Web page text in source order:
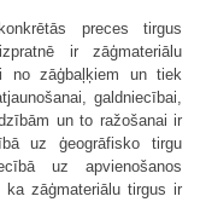
preces tirgus
ir zāģmateriālu
no zāģbaļķiem un tiek
galdniecībai,
un to ražošanai ir
uz ģeogrāfisko tirgu
uz apvienošanos
zāģmateriālu tirgus ir